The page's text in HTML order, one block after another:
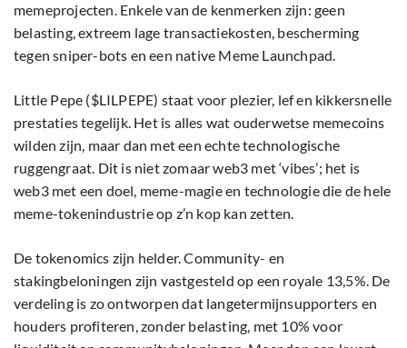
memeprojecten. Enkele van de kenmerken zijn: geen
belasting, extreem lage transactiekosten, bescherming
tegen sniper-bots en een native Meme Launchpad.
Little Pepe ($LILPEPE) staat voor plezier, lef en kikkersnelle
prestaties tegelijk. Het is alles wat ouderwetse memecoins
wilden zijn, maar dan met een echte technologische
ruggengraat. Dit is niet zomaar web3 met ‘vibes’; het is
web3 met een doel, meme-magie en technologie die de hele
meme-tokenindustrie op z’n kop kan zetten.
De tokenomics zijn helder. Community- en
stakingbeloningen zijn vastgesteld op een royale 13,5%. De
verdeling is zo ontworpen dat langetermijnsupporters en
houders profiteren, zonder belasting, met 10% voor